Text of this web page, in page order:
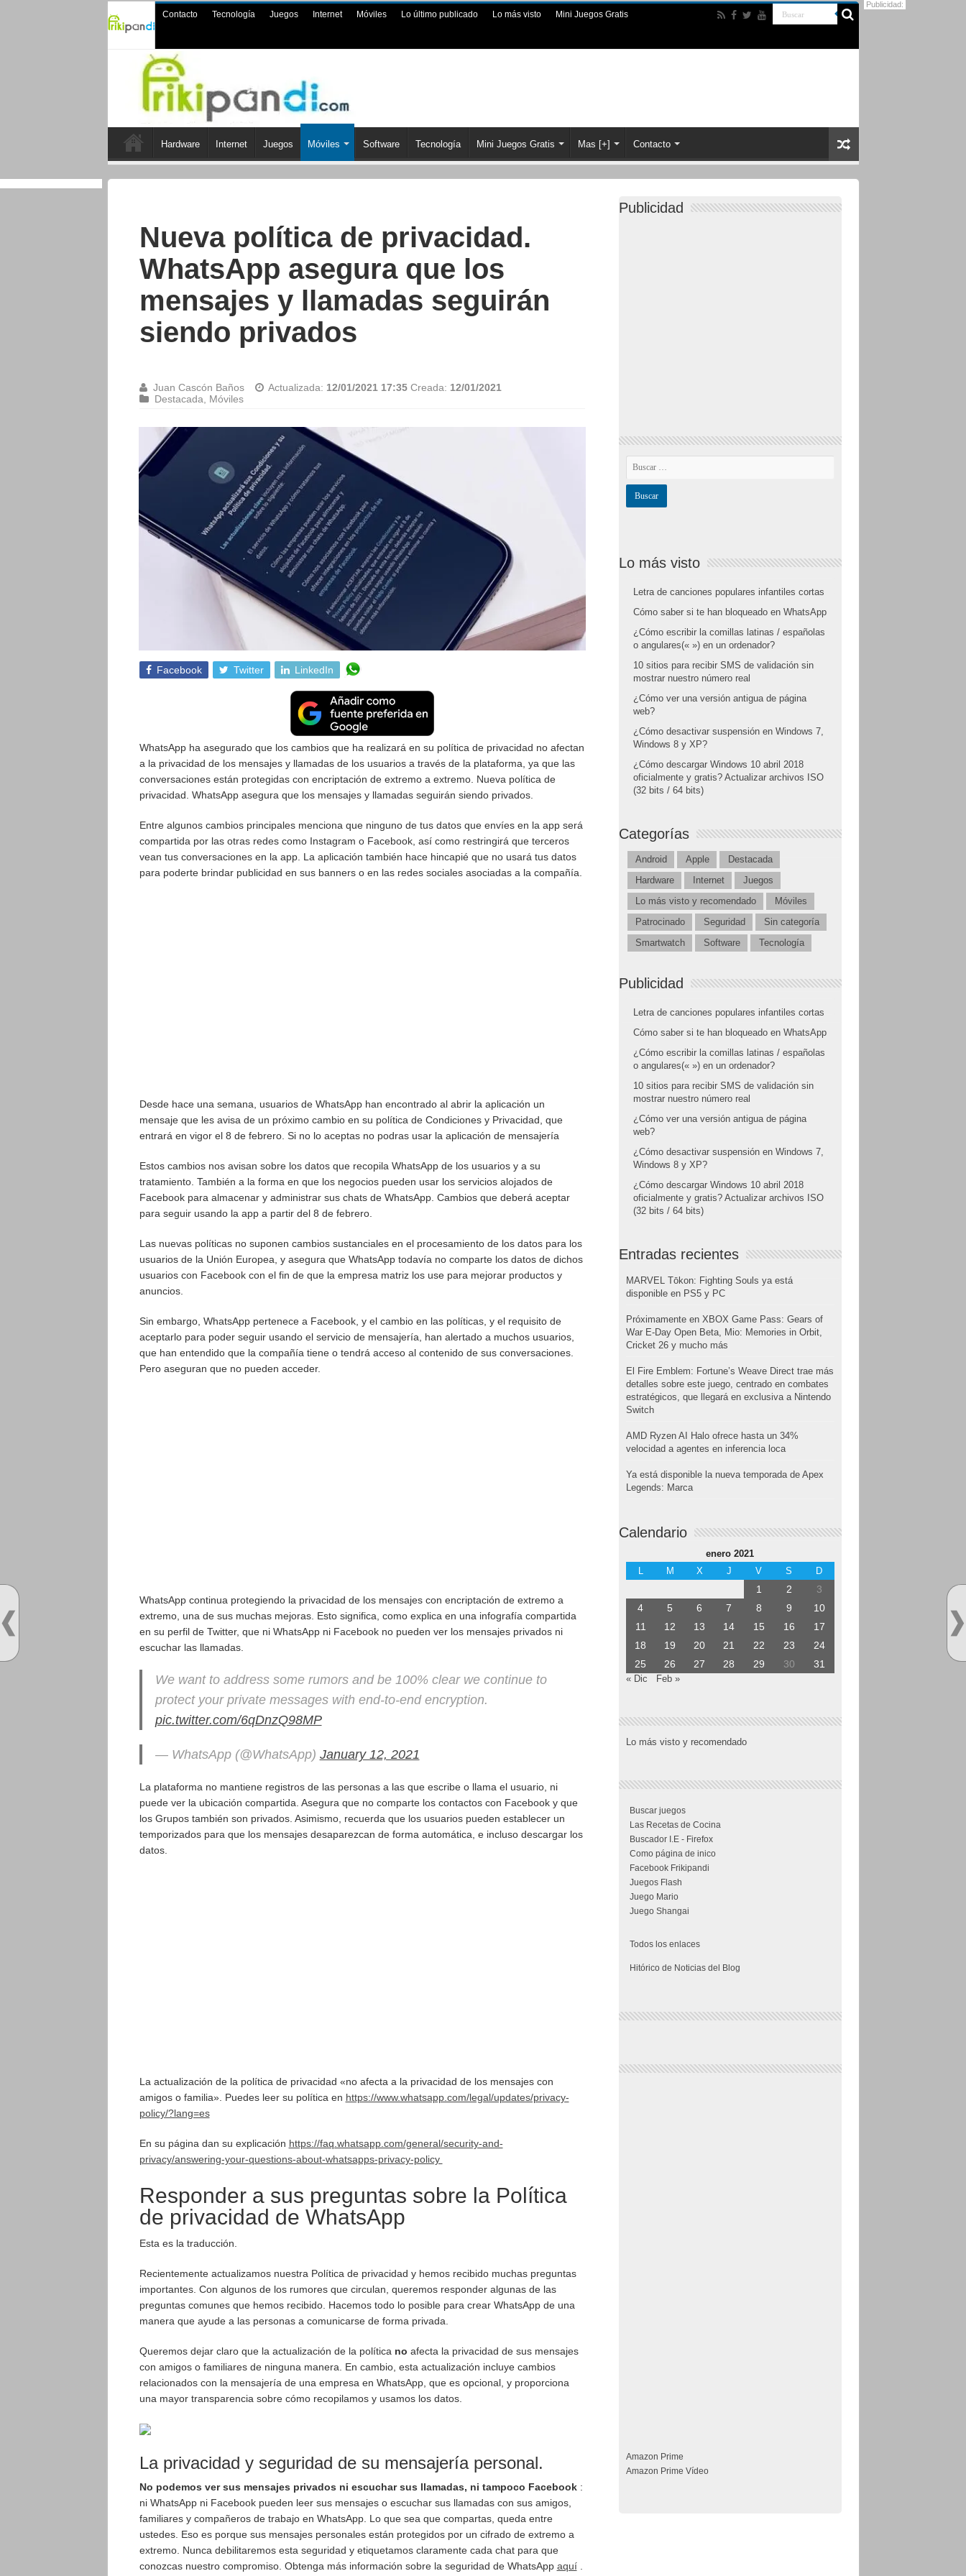
Contacto Tecnología Juegos Internet Móviles Lo último publicado Lo más visto Mini Juegos Gratis
Hardware Internet Juegos Móviles Software Tecnología Mini Juegos Gratis Mas [+] Contacto
Nueva política de privacidad.
WhatsApp asegura que los
mensajes y llamadas seguirán
siendo privados
Juan Cascón Baños Actualizada: 12/01/2021 17:35 Creada: 12/01/2021
Destacada
Móviles
Facebook Twitter LinkedIn
WhatsApp ha asegurado que los cambios que ha realizará en su política de privacidad no afectan
a la privacidad de los mensajes y llamadas de los usuarios a través de la plataforma, ya que las
conversaciones están protegidas con encriptación de extremo a extremo. Nueva política de
privacidad. WhatsApp asegura que los mensajes y llamadas seguirán siendo privados.
Entre algunos cambios principales menciona que ninguno de tus datos que envíes en la app será
compartida por las otras redes como Instagram o Facebook, así como restringirá que terceros
vean tus conversaciones en la app. La aplicación también hace hincapié que no usará tus datos
para poderte brindar publicidad en sus banners o en las redes sociales asociadas a la compañía.
Desde hace una semana, usuarios de WhatsApp han encontrado al abrir la aplicación un
mensaje que les avisa de un próximo cambio en su política de Condiciones y Privacidad, que
entrará en vigor el 8 de febrero. Si no lo aceptas no podras usar la aplicación de mensajería
Estos cambios nos avisan sobre los datos que recopila WhatsApp de los usuarios y a su
tratamiento. También a la forma en que los negocios pueden usar los servicios alojados de
Facebook para almacenar y administrar sus chats de WhatsApp. Cambios que deberá aceptar
para seguir usando la app a partir del 8 de febrero.
Las nuevas políticas no suponen cambios sustanciales en el procesamiento de los datos para los
usuarios de la Unión Europea, y asegura que WhatsApp todavía no comparte los datos de dichos
usuarios con Facebook con el fin de que la empresa matriz los use para mejorar productos y
anuncios.
Sin embargo, WhatsApp pertenece a Facebook, y el cambio en las políticas, y el requisito de
aceptarlo para poder seguir usando el servicio de mensajería, han alertado a muchos usuarios,
que han entendido que la compañía tiene o tendrá acceso al contenido de sus conversaciones.
Pero aseguran que no pueden acceder.
WhatsApp continua protegiendo la privacidad de los mensajes con encriptación de extremo a
extremo, una de sus muchas mejoras. Esto significa, como explica en una infografía compartida
en su perfil de Twitter, que ni WhatsApp ni Facebook no pueden ver los mensajes privados ni
escuchar las llamadas.
We want to address some rumors and be 100% clear we continue to
protect your private messages with end-to-end encryption.
pic.twitter.com/6qDnzQ98MP
— WhatsApp (@WhatsApp) January 12, 2021
La plataforma no mantiene registros de las personas a las que escribe o llama el usuario, ni
puede ver la ubicación compartida. Asegura que no comparte los contactos con Facebook y que
los Grupos también son privados. Asimismo, recuerda que los usuarios pueden establecer un
temporizados para que los mensajes desaparezcan de forma automática, e incluso descargar los
datos.
La actualización de la política de privacidad «no afecta a la privacidad de los mensajes con
amigos o familia». Puedes leer su política en https://www.whatsapp.com/legal/updates/privacy-
policy/?lang=es
En su página dan su explicación https://faq.whatsapp.com/general/security-and-
privacy/answering-your-questions-about-whatsapps-privacy-policy
Responder a sus preguntas sobre la Política
de privacidad de WhatsApp
Esta es la traducción.
Recientemente actualizamos nuestra Política de privacidad y hemos recibido muchas preguntas
importantes. Con algunos de los rumores que circulan, queremos responder algunas de las
preguntas comunes que hemos recibido. Hacemos todo lo posible para crear WhatsApp de una
manera que ayude a las personas a comunicarse de forma privada.
Queremos dejar claro que la actualización de la política no afecta la privacidad de sus mensajes
con amigos o familiares de ninguna manera. En cambio, esta actualización incluye cambios
relacionados con la mensajería de una empresa en WhatsApp, que es opcional, y proporciona
una mayor transparencia sobre cómo recopilamos y usamos los datos.
La privacidad y seguridad de su mensajería personal.
No podemos ver sus mensajes privados ni escuchar sus llamadas, ni tampoco Facebook:
ni WhatsApp ni Facebook pueden leer sus mensajes o escuchar sus llamadas con sus amigos,
familiares y compañeros de trabajo en WhatsApp. Lo que sea que compartas, queda entre
ustedes. Eso es porque sus mensajes personales están protegidos por un cifrado de extremo a
extremo. Nunca debilitaremos esta seguridad y etiquetamos claramente cada chat para que
conozcas nuestro compromiso. Obtenga más información sobre la seguridad de WhatsApp aquí.
Publicidad
Lo más visto
Letra de canciones populares infantiles cortas
Cómo saber si te han bloqueado en WhatsApp
¿Cómo escribir la comillas latinas / españolas
o angulares(« ») en un ordenador?
10 sitios para recibir SMS de validación sin
mostrar nuestro número real
¿Cómo ver una versión antigua de página
web?
¿Cómo desactivar suspensión en Windows 7,
Windows 8 y XP?
¿Cómo descargar Windows 10 abril 2018
oficialmente y gratis? Actualizar archivos ISO
(32 bits / 64 bits)
Categorías
Android Apple
Destacada
Hardware
Internet
Juegos
Lo más visto y recomendado
Móviles
Patrocinado
Seguridad
Sin categoría
Smartwatch
Software Tecnología
Publicidad
Letra de canciones populares infantiles cortas
Cómo saber si te han bloqueado en WhatsApp
¿Cómo escribir la comillas latinas / españolas
o angulares(« ») en un ordenador?
10 sitios para recibir SMS de validación sin
mostrar nuestro número real
¿Cómo ver una versión antigua de página
web?
¿Cómo desactivar suspensión en Windows 7,
Windows 8 y XP?
¿Cómo descargar Windows 10 abril 2018
oficialmente y gratis? Actualizar archivos ISO
(32 bits / 64 bits)
Entradas recientes
MARVEL Tōkon: Fighting Souls ya está
disponible en PS5 y PC
Próximamente en XBOX Game Pass: Gears of
War E-Day Open Beta, Mio: Memories in Orbit,
Cricket 26 y mucho más
El Fire Emblem: Fortune’s Weave Direct trae más
detalles sobre este juego, centrado en combates
estratégicos, que llegará en exclusiva a Nintendo
Switch
AMD Ryzen AI Halo ofrece hasta un 34%
velocidad a agentes en inferencia loca
Ya está disponible la nueva temporada de Apex
Legends: Marca
Calendario
enero 2021
L
M X J V S D
1 2
3
4
5 6 7 8 9
10
11
12 13 14 15 16
17
18
19 20 21 22 23
24
25
26 27 28 29 30 31
« Dic Feb »
Lo más visto y recomendado
Buscar juegos
Las Recetas de Cocina
Buscador I.E - Firefox
Como página de inico
Facebook Frikipandi
Juegos Flash
Juego Mario
Juego Shangai
Todos los enlaces
Hitórico de Noticias del Blog
Publicidad:
Amazon Prime
Amazon Prime Vídeo